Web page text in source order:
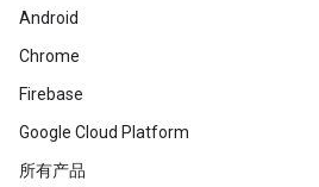
Android
Chrome
Firebase
Google Cloud Platform
所有产品